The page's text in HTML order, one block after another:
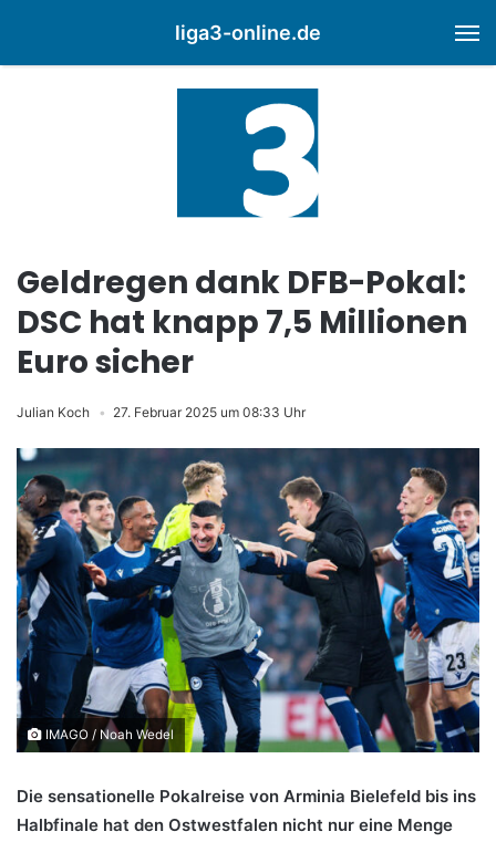
liga3-online.de
Geldregen dank DFB-Pokal:
DSC hat knapp 7,5 Millionen
Euro sicher
Julian Koch 27. Februar 2025 um 08:33 Uhr
IMAGO / Noah Wedel
Die sensationelle Pokalreise von Arminia Bielefeld bis ins
Halbfinale hat den Ostwestfalen nicht nur eine Menge